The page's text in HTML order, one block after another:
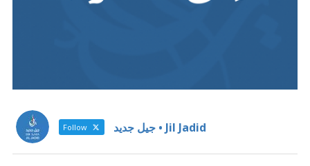
Jil Jadid • جيل جديد Follow